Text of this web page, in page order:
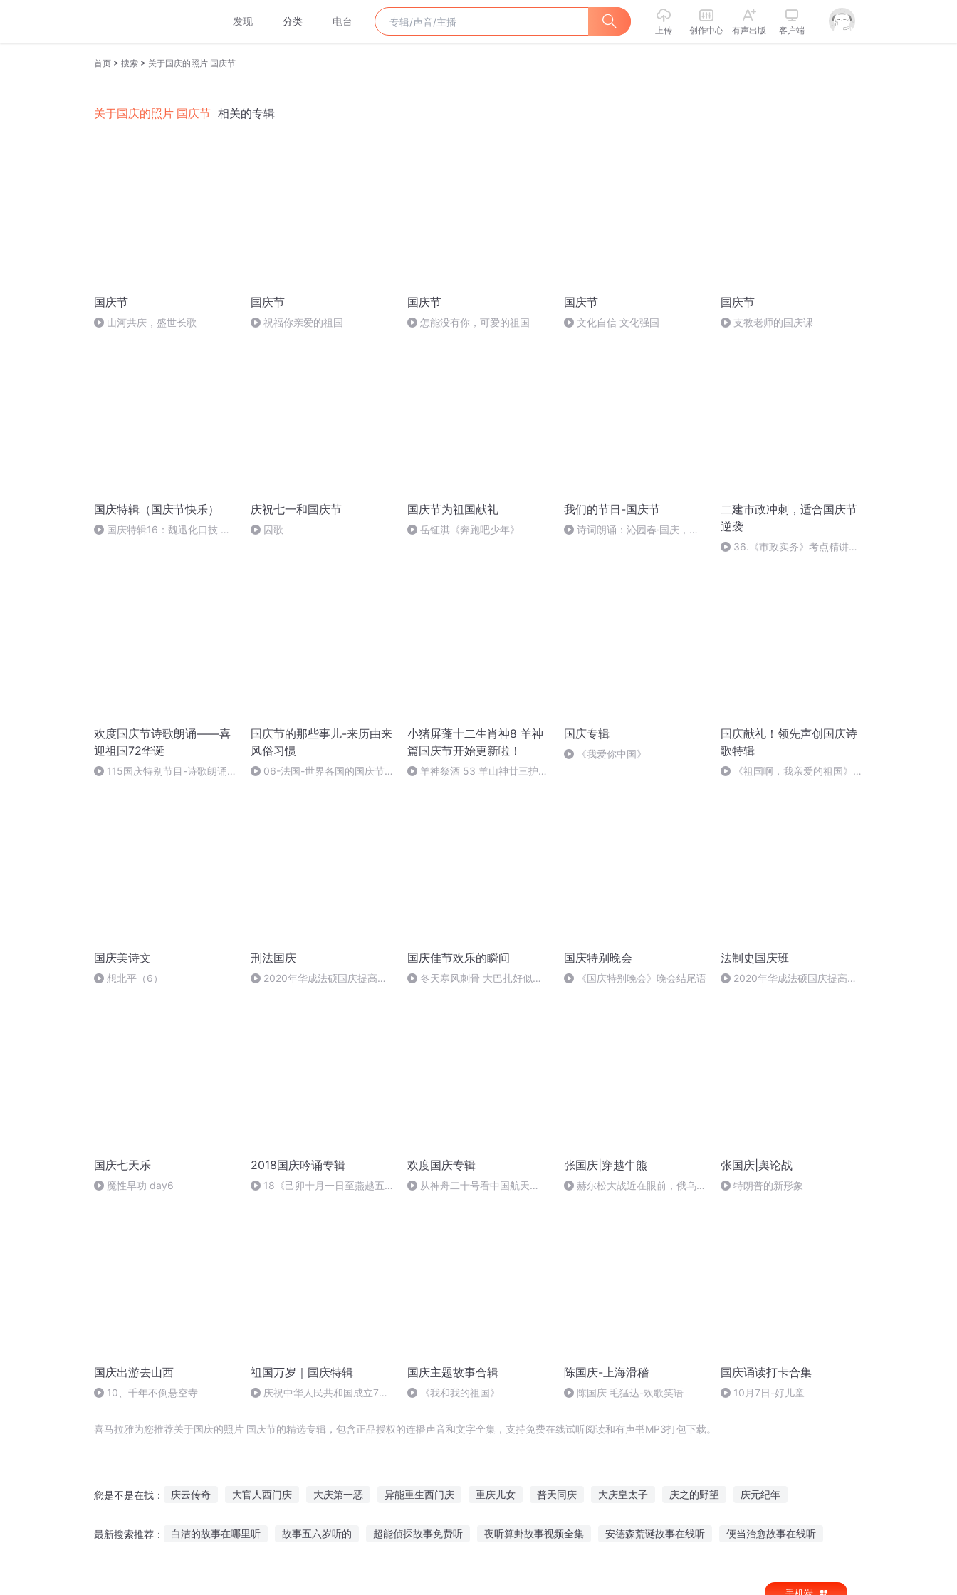
发现 分类 电台
上传 创作中心 有声出版 客户端
首页 > 搜索 > 关于国庆的照片 国庆节
关于国庆的照片 国庆节 相关的专辑
国庆节
山河共庆，盛世长歌
国庆节
祝福你亲爱的祖国
国庆节
怎能没有你，可爱的祖国
国庆节
文化自信 文化强国
国庆节
支教老师的国庆课
国庆特辑（国庆节快乐）
国庆特辑16：魏迅化口技 二
庆祝七一和国庆节
囚歌
国庆节为祖国献礼
岳钲淇《奔跑吧少年》
我们的节日-国庆节
诗词朗诵：沁园春·国庆，朗
二建市政冲刺，适合国庆节
逆袭
36.《市政实务》考点精讲第
欢度国庆节诗歌朗诵——喜
迎祖国72华诞
115国庆特别节目-诗歌朗诵-
国庆节的那些事儿-来历由来
风俗习惯
06-法国-世界各国的国庆节-
小猪屏蓬十二生肖神8 羊神
篇国庆节开始更新啦！
羊神祭酒 53 羊山神廿三护祭
国庆专辑
《我爱你中国》
国庆献礼！领先声创国庆诗
歌特辑
《祖国啊，我亲爱的祖国》温
国庆美诗文
想北平（6）
刑法国庆
2020年华成法硕国庆提高班
国庆佳节欢乐的瞬间
冬天寒风刺骨 大巴扎好似温
国庆特别晚会
《国庆特别晚会》晚会结尾语
法制史国庆班
2020年华成法硕国庆提高班
国庆七天乐
魔性早功 day6
2018国庆吟诵专辑
18《己卯十月一日至燕越五
欢度国庆专辑
从神舟二十号看中国航天
张国庆|穿越牛熊
赫尔松大战近在眼前，俄乌冲
张国庆|舆论战
特朗普的新形象
国庆出游去山西
10、千年不倒悬空寺
祖国万岁｜国庆特辑
庆祝中华人民共和国成立73
国庆主题故事合辑
《我和我的祖国》
陈国庆-上海滑稽
陈国庆 毛猛达-欢歌笑语
国庆诵读打卡合集
10月7日-好儿童
喜马拉雅为您推荐关于国庆的照片 国庆节的精选专辑，包含正品授权的连播声音和文字全集，支持免费在线试听阅读和有声书MP3打包下载。
您是不是在找： 庆云传奇 大官人西门庆 大庆第一恶 异能重生西门庆 重庆儿女 普天同庆 大庆皇太子 庆之的野望 庆元纪年
最新搜索推荐： 白洁的故事在哪里听 故事五六岁听的 超能侦探故事免费听 夜听算卦故事视频全集 安德森荒诞故事在线听 便当治愈故事在线听